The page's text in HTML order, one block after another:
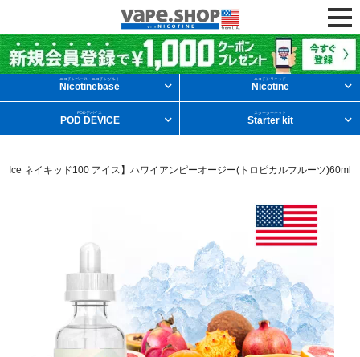
ニコチンリキッドを条件から探す
メンソール フルーツ デザート
ニコチンベース
新商品 ニコチンソルト POD型VAPE
ニコチンベース・ニコチンソルト
Nicotinebase
ニコチンリキッド
Nicotine
PODデバイス
POD DEVICE
スターターキット
Starter kit
Ice ネイキッド100 アイス】ハワイアンピーオージー(トロピカルフルーツ)60ml